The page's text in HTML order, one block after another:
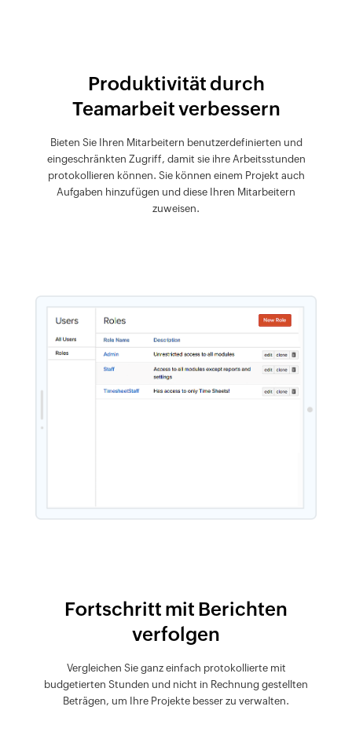
Produktivität durch
Teamarbeit verbessern
Bieten Sie Ihren Mitarbeitern benutzerdefinierten und
eingeschränkten Zugriff, damit sie ihre Arbeitsstunden
protokollieren können. Sie können einem Projekt auch
Aufgaben hinzufügen und diese Ihren Mitarbeitern
zuweisen.
Fortschritt mit Berichten
verfolgen
Vergleichen Sie ganz einfach protokollierte mit
budgetierten Stunden und nicht in Rechnung gestellten
Beträgen, um Ihre Projekte besser zu verwalten.